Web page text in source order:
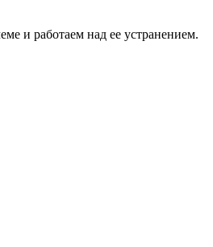
и работаем над ее устранением.